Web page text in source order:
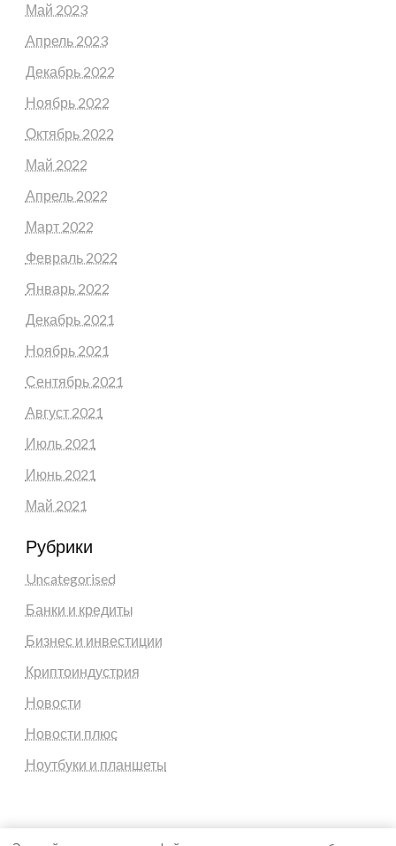
Май 2023
Апрель 2023
Декабрь 2022
Ноябрь 2022
Октябрь 2022
Май 2022
Апрель 2022
Март 2022
Февраль 2022
Январь 2022
Декабрь 2021
Ноябрь 2021
Сентябрь 2021
Август 2021
Июль 2021
Июнь 2021
Май 2021
Рубрики
Uncategorised
Банки и кредиты
Бизнес и инвестиции
Криптоиндустрия
Новости
Новости плюс
Ноутбуки и планшеты